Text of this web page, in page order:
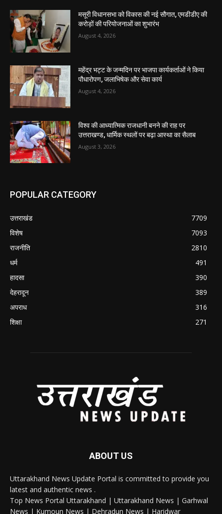
मसूरी विधानसभा को विकास की नई सौगात, एमडीडीए की
करोड़ों की परियोजनाओं का शुभारंभ
August 4, 2026
महेंद्र भट्ट के जन्मदिन पर भाजपा कार्यकर्ताओं ने किया
पौधारोपण, जलाभिषेक और सेवा कार्य
August 4, 2026
विश्व की आध्यात्मिक राजधानी बनने की राह पर
उत्तराखण्ड, धार्मिक स्थलों पर बढ़ा आस्था का सैलाब
August 3, 2026
POPULAR CATEGORY
उत्तराखंड
7709
विशेष
7093
राजनीति
2810
धर्म
491
हादसा
390
देहरादून
389
अपराध
316
शिक्षा
271
ABOUT US
Uttarakhand News Update Portal is committed to provide you
latest and authentic news .
Top News Portal Uttarakhand | Uttarakhand News | Garhwal
News | Kumoun News | Dehradun News | Haridwar